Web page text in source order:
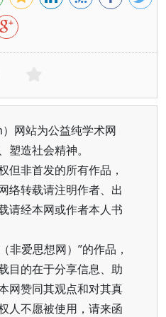
网站为公益纯学术网
塑造社会精神。
但非首发的所有作品，
络转载请注明作者、出
请经本网或作者本人书
非爱思想网）”的作品，
目的在于分享信息、助
网赞同其观点和对其真
人不愿被使用，请来函